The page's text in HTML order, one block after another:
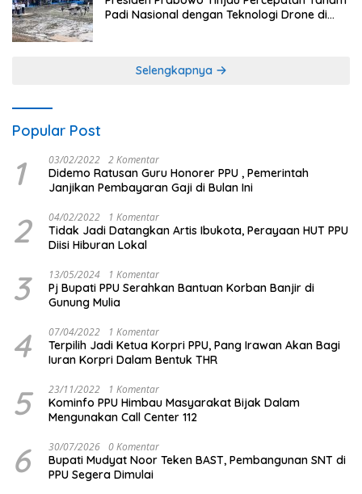
Padi Nasional dengan Teknologi Drone di
Selengkapnya
Popular Post
1 03/02/2022 2 Komentar
Didemo Ratusan Guru Honorer PPU , Pemerintah
Janjikan Pembayaran Gaji di Bulan Ini
2 04/02/2022 1 Komentar
Tidak Jadi Datangkan Artis Ibukota, Perayaan HUT PPU
Diisi Hiburan Lokal
3 13/05/2024 1 Komentar
Pj Bupati PPU Serahkan Bantuan Korban Banjir di
Gunung Mulia
4 07/04/2022 1 Komentar
Terpilih Jadi Ketua Korpri PPU, Pang Irawan Akan Bagi
Iuran Korpri Dalam Bentuk THR
5 23/11/2022 1 Komentar
Kominfo PPU Himbau Masyarakat Bijak Dalam
Mengunakan Call Center 112
6 30/07/2026 0 Komentar
Bupati Mudyat Noor Teken BAST, Pembangunan SNT di
PPU Segera Dimulai